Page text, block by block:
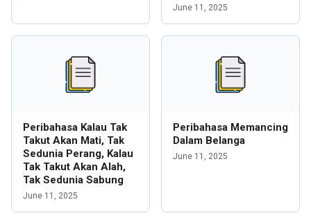
June 11, 2025
Peribahasa Kalau Tak
Takut Akan Mati, Tak
Sedunia Perang, Kalau
Tak Takut Akan Alah,
Tak Sedunia Sabung
June 11, 2025
Peribahasa Memancing
Dalam Belanga
June 11, 2025